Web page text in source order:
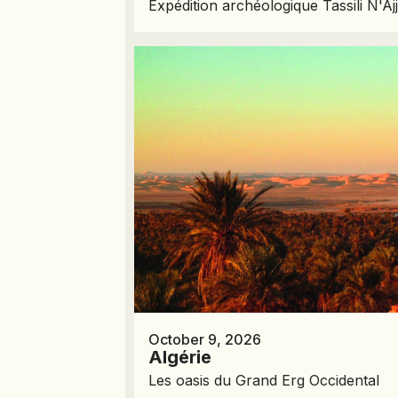
Expédition archéologique Tassili
October 9, 2026
Algérie
Les oasis du Grand Erg Occidental